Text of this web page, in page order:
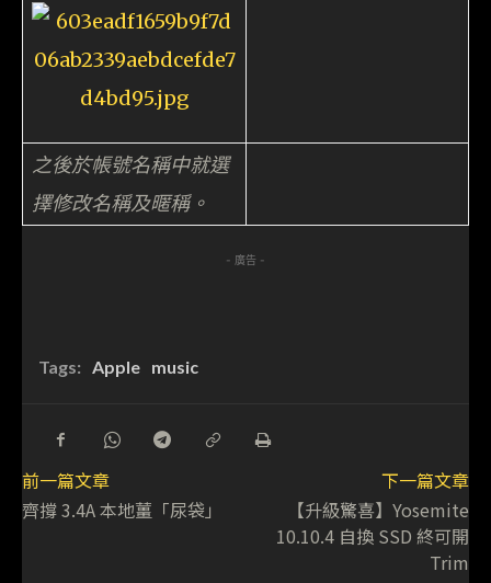
之後於帳號名稱中就選
擇修改名稱及暱稱。
- 廣告 -
Tags: Apple music
前一篇文章
齊撐 3.4A 本地薑「尿袋」
下一篇文章
【升級驚喜】Yosemite
10.10.4 自換 SSD 終可開
Trim